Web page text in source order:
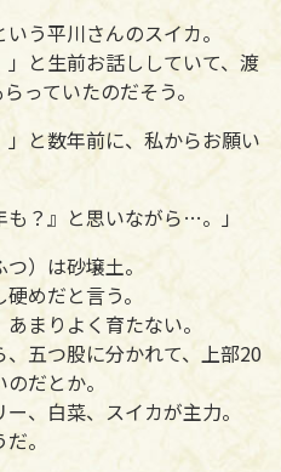
う平川さんのスイカ。
と生前お話ししていて、渡
っていたのだそう。
」と数年前に、私からお願い
も？』と思いながら…。」
）は砂壌土。
めだと言う。
まりよく育たない。
五つ股に分かれて、上部20
だとか。
、白菜、スイカが主力。
。